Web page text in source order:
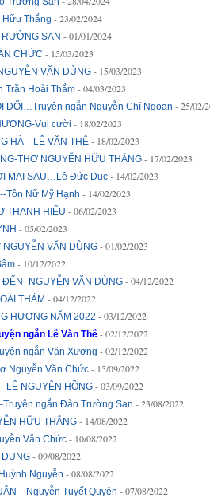
Hữu Thắng - 23/02/2024
SAN - 01/01/2024
CHỨC - 15/03/2023
VĂN DÙNG - 15/03/2023
Trần Hoài Thắm - 04/03/2023
DỐI…Truyện ngắn Nguyễn Chí Ngoan - 25/02/
Vui cười - 18/02/2023
HÀ---LÊ VĂN THÊ - 18/02/2023
THƠ NGUYỄN HỮU THẮNG - 17/02/2023
MAI SAU…Lê Đức Dục - 14/02/2023
Tôn Nữ Mỹ Hạnh - 14/02/2023
THANH HIẾU - 06/02/2023
- 05/02/2023
VĂN DÙNG - 01/02/2023
- 10/12/2022
ĐẾN- NGUYỄN VĂN DÙNG - 04/12/2022
THẮM - 04/12/2022
HƯƠNG NĂM 2022 - 03/12/2022
ngắn Lê Văn Thê - 02/12/2022
ngắn Văn Xương - 02/12/2022
Nguyễn Văn Chức - 15/09/2022
LÊ NGUYÊN HỒNG - 03/09/2022
ngắn Đào Trường San - 23/08/2022
HỮU THẮNG - 14/08/2022
Văn Chức - 10/08/2022
DỤNG - 09/08/2022
Nguyễn - 08/08/2022
Nguyễn Tuyết Quyên - 07/08/2022